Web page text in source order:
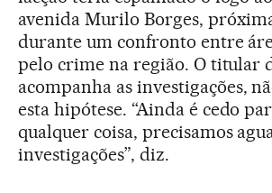
avenida Murilo Borges,
durante um confronto entre
pelo crime na região. O titular
acompanha as investigações,
esta hipótese. “Ainda é cedo
qualquer coisa, precisamos
investigações”, diz.